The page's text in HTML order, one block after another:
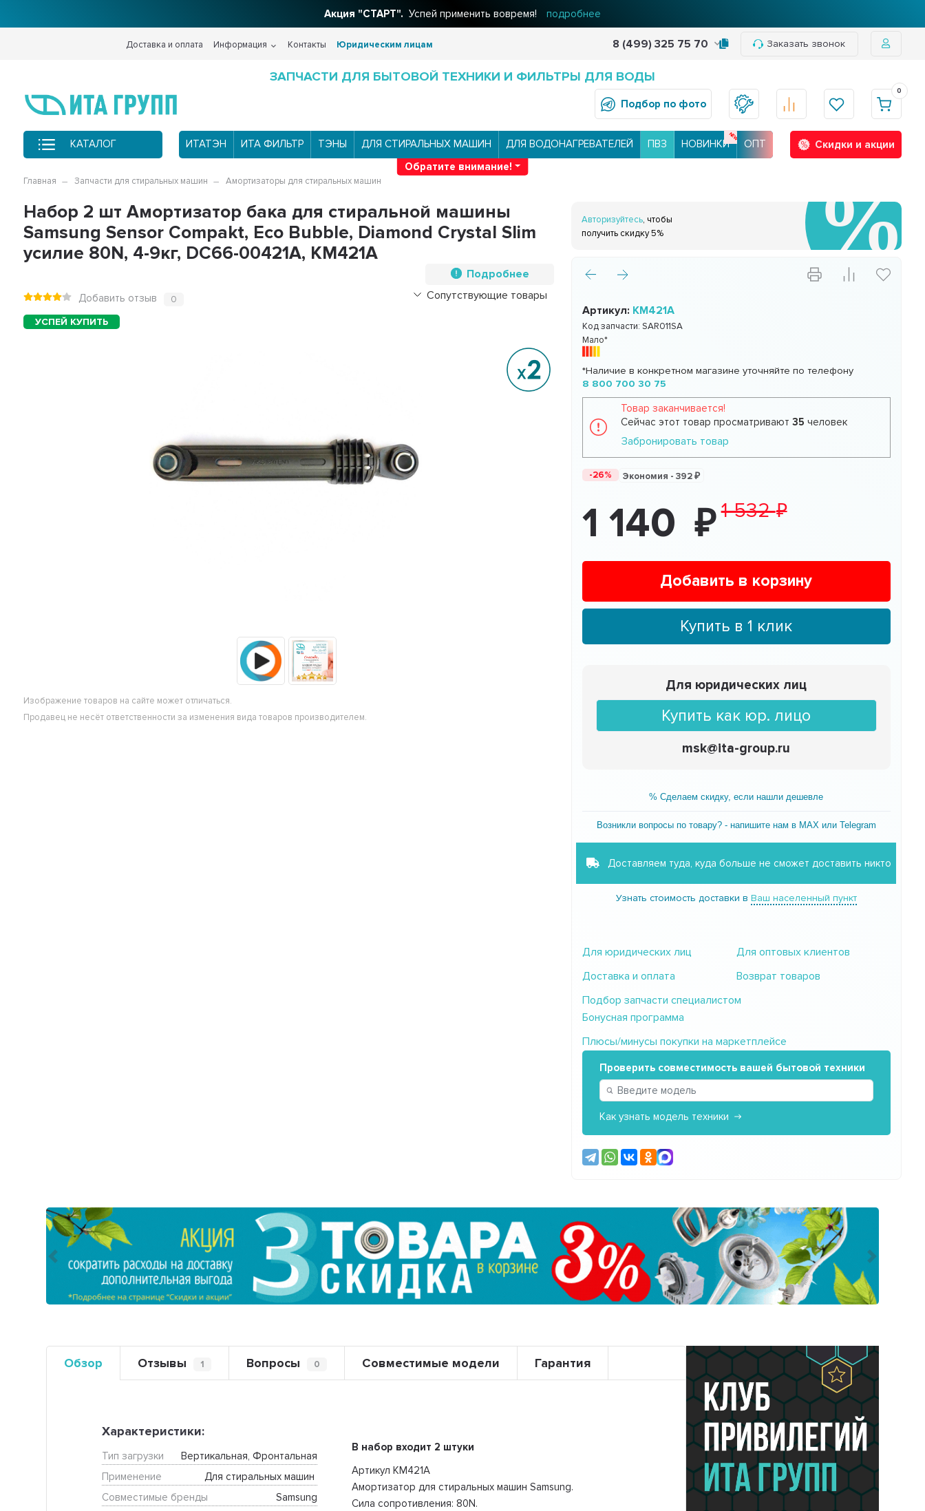
Акция "СТАРТ". Успей применить вовремя! подробнее
Доставка и оплата Информация Контакты Юридическим лицам 8 (499) 325 75 70 Заказать звонок
ЗАПЧАСТИ ДЛЯ БЫТОВОЙ ТЕХНИКИ И ФИЛЬТРЫ ДЛЯ ВОДЫ
Подбор по фото
0
КАТАЛОГ ИТАТЭН ИТА ФИЛЬТР ТЭНЫ ДЛЯ СТИРАЛЬНЫХ МАШИН ДЛЯ ВОДОНАГРЕВАТЕЛЕЙ ПВЗ НОВИНКИ ОПТ
Скидки и акции
Обратите внимание!
Главная Запчасти для стиральных машин Амортизаторы для стиральных машин
Набор 2 шт Амортизатор бака для стиральной машины
Samsung Sensor Compakt, Eco Bubble, Diamond Crystal Slim
усилие 80N, 4-9кг, DC66-00421A, KM421A
Подробнее
Сопутствующие товары
Добавить отзыв 0
Изображение товаров на сайте может отличаться.
Продавец не несёт ответственности за изменения вида товаров производителем.
Авторизуйтесь, чтобы
получить скидку 5%
Артикул: KM421A
Код запчасти: SAR011SA
Мало*
*Наличие в конкретном магазине уточняйте по телефону
8 800 700 30 75
Товар заканчивается!
Сейчас этот товар просматривают 35 человек
Забронировать товар
-26% Экономия - 392
1 140 1 532
Добавить в корзину
Купить в 1 клик
Для юридических лиц
Купить как юр. лицо
msk@ita-group.ru
% Сделаем скидку, если нашли дешевле
Возникли вопросы по товару? - напишите нам в MAX или Telegram
Доставляем туда, куда больше не сможет доставить никто
Узнать стоимость доставки в Ваш населенный пункт
Для юридических лиц
Для оптовых клиентов
Доставка и оплата
Возврат товаров
Подбор запчасти специалистом
Бонусная программа
Плюсы/минусы покупки на маркетплейсе
Проверить совместимость вашей бытовой техники
Как узнать модель техники
Предыдущий
Обзор Отзывы 1 Вопросы 0 Совместимые модели Гарантия
В набор входит 2 штуки
Артикул KM421A
Амортизатор для стиральных машин Samsung.
Сила сопротивления: 80N.
Характеристики:
Тип загрузки
Вертикальная, Фронтальная
Применение
Для стиральных машин
Совместимые бренды
Samsung